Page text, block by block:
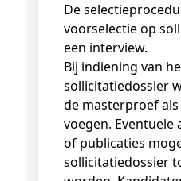
De
voorselectie op
een interview.
Bij indiening van
sollicitatiedossier
de masterproef
voegen.
of publicaties
sollicitatiedossier